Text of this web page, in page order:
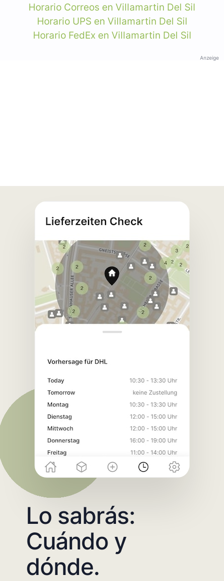
Horario Correos en Villamartin Del Sil
Horario UPS en Villamartin Del Sil
Horario FedEx en Villamartin Del Sil
Anzeige
Lo sabrás:
Cuándo y
dónde.